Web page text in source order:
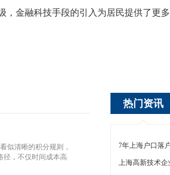
融科技手段的引入为居民提供了更多
似清晰的积分规则，
径，不仅时间成本高
热门资讯
7年上海户口落
上海高新技术企